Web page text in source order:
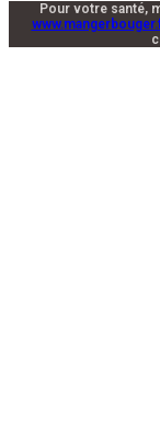
Pour votre santé,